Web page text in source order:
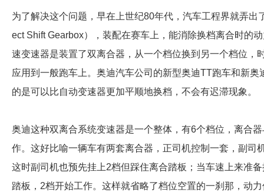
为了解决这个问题，早在上世纪80年代，汽车工程界就弄
ect Shift Gearbox），装配在赛车上，能消除换档离合时的
速变速器是装置了双离合器，从一个档位换到另一个档位，
应用到一般跑车上。奥迪汽车公司的新型奥迪TT跑车和新
的是可以比自动变速器更加平顺地换档，不会有迟滞现象。
奥迪这种双离合系统变速器是一个整体，有6个档位，离合
作。这好比喻一辆车有两套离合器，正司机控制一套，副司
这时副司机也预先挂上2档但踩住离合踏板；当车速上来准
踏板，2档开始工作。这样就省略了档位空置的一刹那，动